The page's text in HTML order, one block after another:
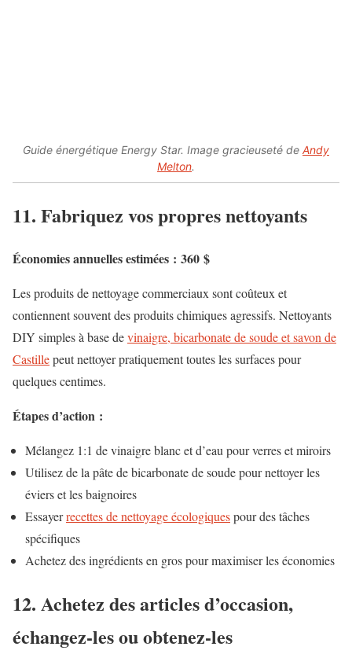
Guide énergétique Energy Star. Image gracieuseté de Andy
Melton.
11. Fabriquez vos propres nettoyants
Économies annuelles estimées : 360 $
Les produits de nettoyage commerciaux sont coûteux et
contiennent souvent des produits chimiques agressifs. Nettoyants
DIY simples à base devinaigre, bicarbonate de soude et savon de
Castillepeut nettoyer pratiquement toutes les surfaces pour
quelques centimes.
Étapes d’action :
Mélangez 1:1 de vinaigre blanc et d’eau pour verres et miroirs
Utilisez de la pâte de bicarbonate de soude pour nettoyer les
éviers et les baignoires
Essayerrecettes de nettoyage écologiquespour des tâches
spécifiques
Achetez des ingrédients en gros pour maximiser les économies
12. Achetez des articles d’occasion,
échangez-les ou obtenez-les